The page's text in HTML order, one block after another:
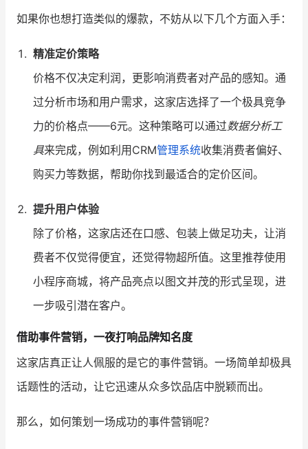
商家社区 社群交流
合作共进
入驻有赞 认证代理商
认证服务商 设计服务商
如果你也想打造类似的爆款，不妨从以下几个方面入手：
精准定价策略
价格不仅决定利润，更影响消费者对产品的感知。通
过分析市场和用户需求，这家店选择了一个极具竞争
力的价格点——6元。这种策略可以通过数据分析工
具来完成，例如利用CRM管理系统收集消费者偏好、
购买力等数据，帮助你找到最适合的定价区间。
提升用户体验
除了价格，这家店还在口感、包装上做足功夫，让消
费者不仅觉得便宜，还觉得物超所值。这里推荐使用
小程序商城，将产品亮点以图文并茂的形式呈现，进
一步吸引潜在客户。
借助事件营销，一夜打响品牌知名度
这家店真正让人佩服的是它的事件营销。一场简单却极具
话题性的活动，让它迅速从众多饮品店中脱颖而出。
那么，如何策划一场成功的事件营销呢？